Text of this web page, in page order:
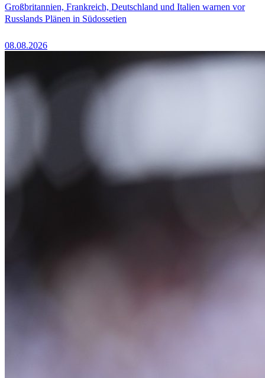
Großbritannien, Frankreich, Deutschland und Italien warnen vor
Russlands Plänen in Südossetien
08.08.2026